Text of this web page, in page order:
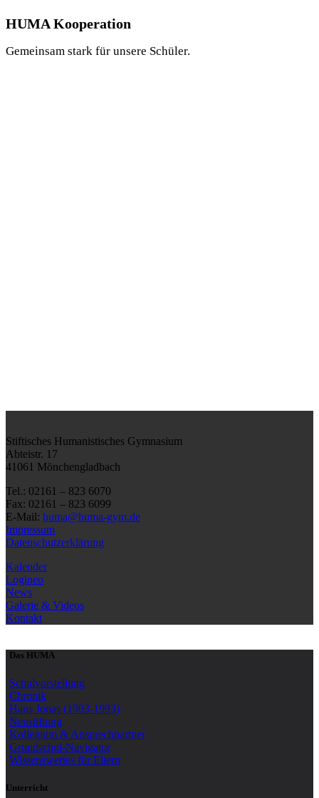
HUMA Kooperation
Gemeinsam stark für unsere Schüler.
Stiftisches Humanistisches Gymnasium
Abteistr. 17
41061 Mönchengladbach
Tel.: 02161 – 823 6070
Fax: 02161 – 823 6099
E-Mail: huma@huma-gym.de
Impressum
Datenschutzerklärung
Kalender
Logineo
News
Galerie & Videos
Kontakt
Das HUMA
Schulvorstellung
Chronik
Hans Jonas (1903-1993)
Neustiftung
Kollegium & Ansprechpartner
Grundschul-Navigator
Wissenswertes für Eltern
Unterricht